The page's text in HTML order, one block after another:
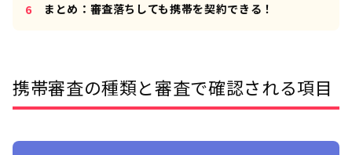
まとめ：審査落ちしても携帯を契約できる！
携帯審査の種類と審査で確認される項目